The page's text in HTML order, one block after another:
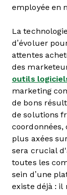
employée en
La
d’évoluer
attentes
des
outils
marketing
de bons
de solutions
plus axées
sera crucial
toutes les
sein d’une
existe déjà : il